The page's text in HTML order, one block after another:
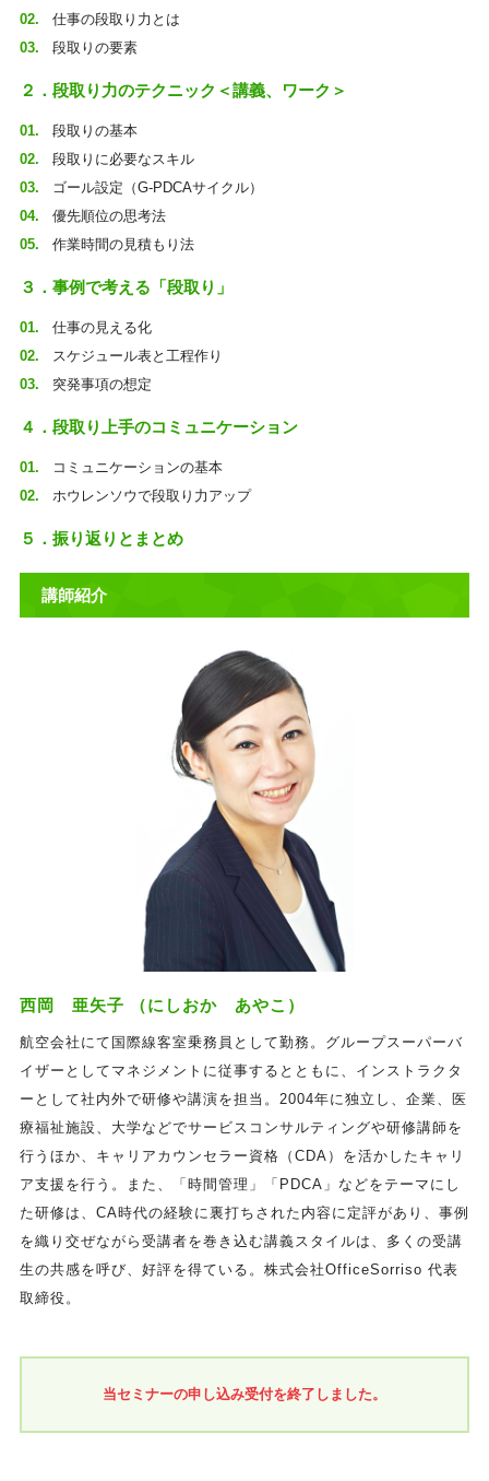
仕事の段取り力とは
段取りの要素
２．段取り力のテクニック＜講義、ワーク＞
段取りの基本
段取りに必要なスキル
ゴール設定（G-PDCAサイクル）
優先順位の思考法
作業時間の見積もり法
３．事例で考える「段取り」
仕事の見える化
スケジュール表と工程作り
突発事項の想定
４．段取り上手のコミュニケーション
コミュニケーションの基本
ホウレンソウで段取り力アップ
５．振り返りとまとめ
講師紹介
西岡 亜矢子 （にしおか あやこ）
航空会社にて国際線客室乗務員として勤務。グループスーパーバ
イザーとしてマネジメントに従事するとともに、インストラクタ
ーとして社内外で研修や講演を担当。2004年に独立し、企業、医
療福祉施設、大学などでサービスコンサルティングや研修講師を
行うほか、キャリアカウンセラー資格（CDA）を活かしたキャリ
ア支援を行う。また、「時間管理」「PDCA」などをテーマにし
た研修は、CA時代の経験に裏打ちされた内容に定評があり、事例
を織り交ぜながら受講者を巻き込む講義スタイルは、多くの受講
生の共感を呼び、好評を得ている。株式会社OfficeSorriso 代表
取締役。
当セミナーの申し込み受付を終了しました。